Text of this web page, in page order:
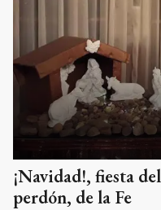
¡Navidad!, fiesta
perdón, de la Fe